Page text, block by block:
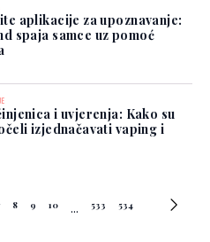
aplikacije za upoznavanje:
spaja samce uz pomoć
i uvjerenja: Kako su
izjednačavati vaping i
8 9 10 ... 533 534